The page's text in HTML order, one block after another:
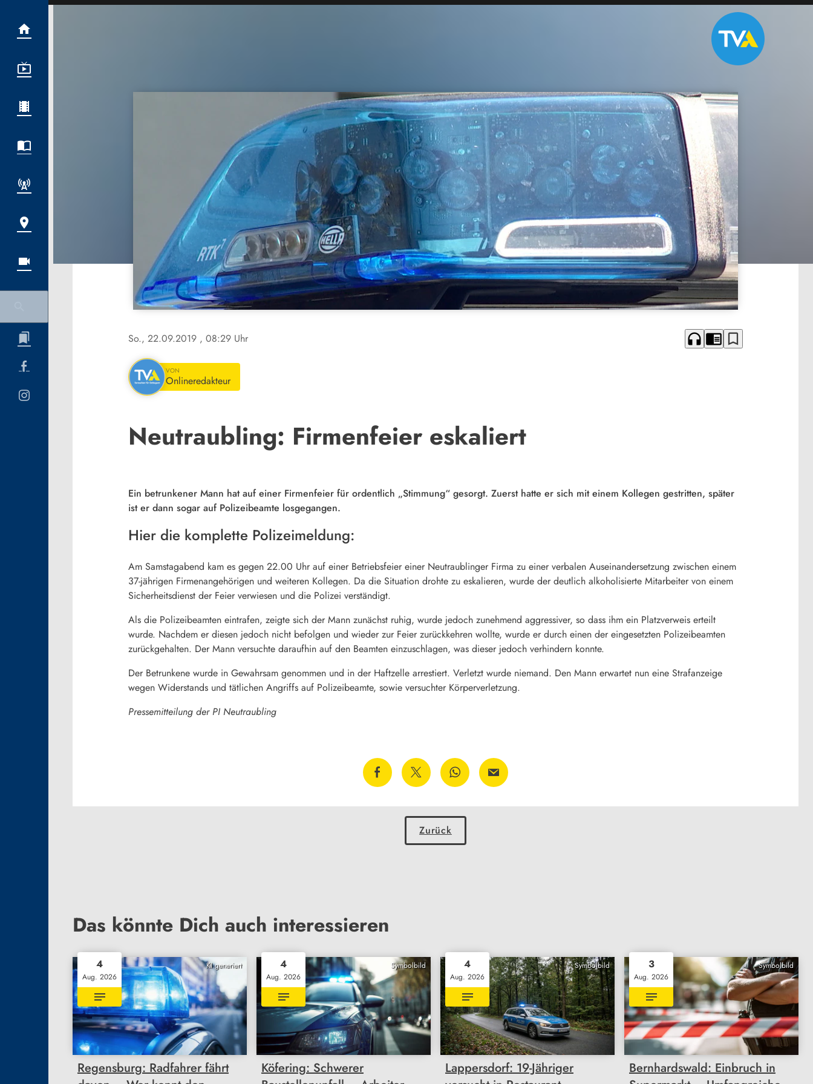
So., 22.09.2019 , 08:29 Uhr headphones chrome_reader_mode bookmark_border
VON
Onlineredakteur
Neutraubling: Firmenfeier eskaliert
Ein betrunkener Mann hat auf einer Firmenfeier für ordentlich „Stimmung“ gesorgt. Zuerst hatte er sich mit einem Kollegen gestritten, später
ist er dann sogar auf Polizeibeamte losgegangen.
Hier die komplette Polizeimeldung:
Am Samstagabend kam es gegen 22.00 Uhr auf einer Betriebsfeier einer Neutraublinger Firma zu einer verbalen Auseinandersetzung zwischen einem
37-jährigen Firmenangehörigen und weiteren Kollegen. Da die Situation drohte zu eskalieren, wurde der deutlich alkoholisierte Mitarbeiter von einem
Sicherheitsdienst der Feier verwiesen und die Polizei verständigt.
Als die Polizeibeamten eintrafen, zeigte sich der Mann zunächst ruhig, wurde jedoch zunehmend aggressiver, so dass ihm ein Platzverweis erteilt
wurde. Nachdem er diesen jedoch nicht befolgen und wieder zur Feier zurückkehren wollte, wurde er durch einen der eingesetzten Polizeibeamten
zurückgehalten. Der Mann versuchte daraufhin auf den Beamten einzuschlagen, was dieser jedoch verhindern konnte.
Der Betrunkene wurde in Gewahrsam genommen und in der Haftzelle arrestiert. Verletzt wurde niemand. Den Mann erwartet nun eine Strafanzeige
wegen Widerstands und tätlichen Angriffs auf Polizeibeamte, sowie versuchter Körperverletzung.
Pressemitteilung der PI Neutraubling
Zurück
Das könnte Dich auch interessieren
KI generiert
4
Aug. 2026
Regensburg: Radfahrer fährt
Symbolbild
4
Aug. 2026
Köfering: Schwerer
Symbolbild
4
Aug. 2026
Lappersdorf: 19-Jähriger
Symbolbild
3
Aug. 2026
Bernhardswald: Einbruch in